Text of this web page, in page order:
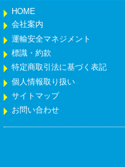
HOME
会社案内
運輸安全マネジメント
標識・約款
特定商取引法に基づく表記
個人情報取り扱い
サイトマップ
お問い合わせ